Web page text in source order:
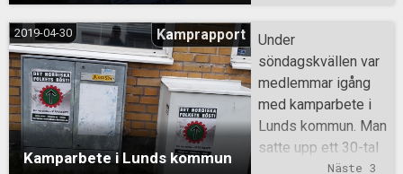
Svedala kommun:
Anslut er till
motståndet och var
en del i
folkgemenskapen.
Kamparbete i Lunds kommun
2019-04-30 Kamprapport
Under
söndagskvällen var
medlemmar igång
med kamparbete i
Lunds kommun. Man
satte upp ett 30-tal
affischer och ett
Näste 3